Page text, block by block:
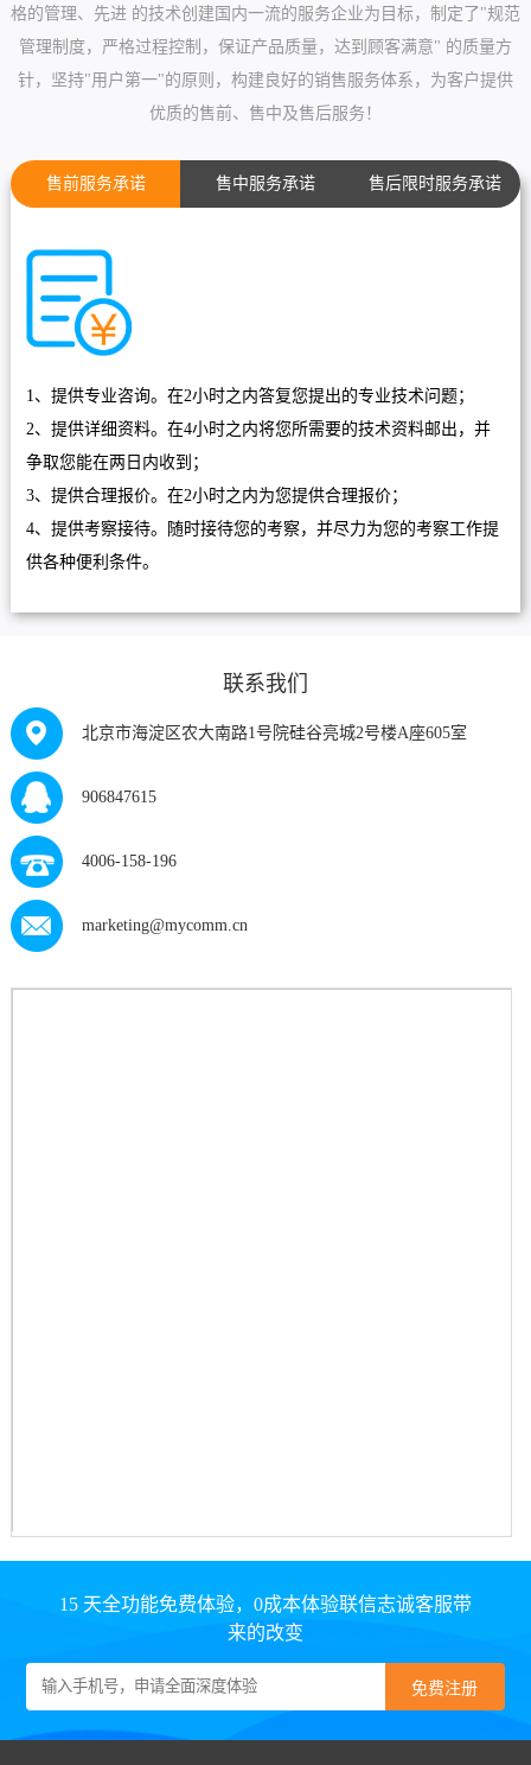
格的管理、先进 的技术创建国内一流的服务企业为目标，制定了"规范
管理制度，严格过程控制，保证产品质量，达到顾客满意" 的质量方
针，坚持"用户第一"的原则，构建良好的销售服务体系，为客户提供
优质的售前、售中及售后服务！
售前服务承诺 售中服务承诺 售后限时服务承诺
1、提供专业咨询。在2小时之内答复您提出的专业技术问题；
2、提供详细资料。在4小时之内将您所需要的技术资料邮出，并
争取您能在两日内收到；
3、提供合理报价。在2小时之内为您提供合理报价；
4、提供考察接待。随时接待您的考察，并尽力为您的考察工作提
供各种便利条件。
联系我们
北京市海淀区农大南路1号院硅谷亮城2号楼A座605室
906847615
4006-158-196
marketing@mycomm.cn
15 天全功能免费体验，0成本体验联信志诚客服带
来的改变